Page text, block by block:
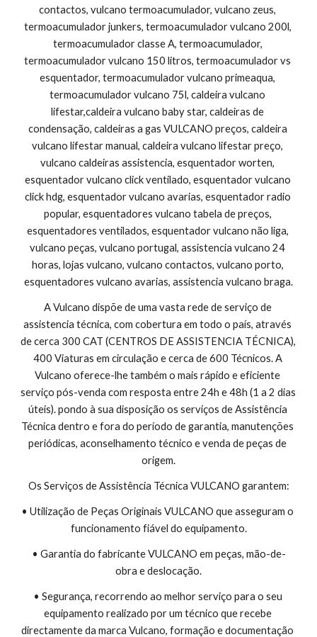
contactos, vulcano termoacumulador, vulcano zeus,
termoacumulador junkers, termoacumulador vulcano 200l,
termoacumulador classe A, termoacumulador,
termoacumulador vulcano 150 litros, termoacumulador vs
esquentador, termoacumulador vulcano primeaqua,
termoacumulador vulcano 75l, caldeira vulcano
lifestar,caldeira vulcano baby star, caldeiras de
condensação, caldeiras a gas VULCANO preços, caldeira
vulcano lifestar manual, caldeira vulcano lifestar preço,
vulcano caldeiras assistencia, esquentador worten,
esquentador vulcano click ventilado, esquentador vulcano
click hdg, esquentador vulcano avarias, esquentador radio
popular, esquentadores vulcano tabela de preços,
esquentadores ventilados, esquentador vulcano não liga,
vulcano peças, vulcano portugal, assistencia vulcano 24
horas, lojas vulcano, vulcano contactos, vulcano porto,
esquentadores vulcano avarias, assistencia vulcano braga.
A Vulcano dispõe de uma vasta rede de serviço de
assistencia técnica, com cobertura em todo o país, através
de cerca 300 CAT (CENTROS DE ASSISTENCIA TÉCNICA),
400 Viaturas em circulação e cerca de 600 Técnicos. A
Vulcano oferece-lhe também o mais rápido e eficiente
serviço pós-venda com resposta entre 24h e 48h (1 a 2 dias
úteis). pondo à sua disposição os serviços de Assistência
Técnica dentro e fora do período de garantia, manutenções
periódicas, aconselhamento técnico e venda de peças de
origem.
Os Serviços de Assistência Técnica VULCANO garantem:
• Utilização de Peças Originais VULCANO que asseguram o
funcionamento fiável do equipamento.
• Garantia do fabricante VULCANO em peças, mão-de-
obra e deslocação.
• Segurança, recorrendo ao melhor serviço para o seu
equipamento realizado por um técnico que recebe
directamente da marca Vulcano, formação e documentação